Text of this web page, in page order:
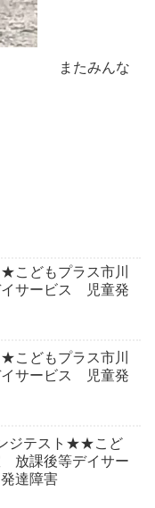
またみんな
どもプラス市川
サービス 児童発
どもプラス市川
サービス 児童発
ジテスト★★こど
放課後等デイサー
達障害